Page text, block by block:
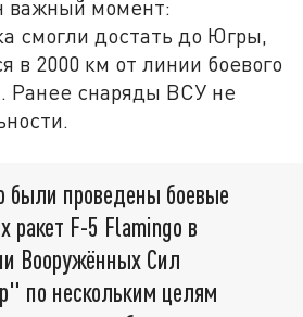
важный момент:
смогли достать до Югры,
в 2000 км от линии боевого
Ранее снаряды ВСУ не
были проведены боевые
ракет F-5 Flamingo в
Вооружённых Сил
по нескольким целям